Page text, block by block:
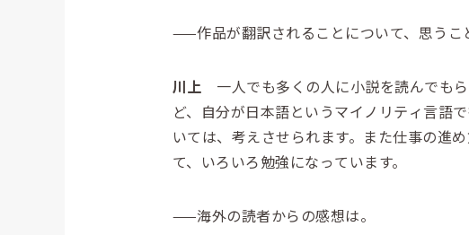
——作品が翻訳されることについて、思うこ
川上 一人でも多くの人に小説を読んでも
ど、自分が日本語というマイノリティ言語
いては、考えさせられます。また仕事の進
て、いろいろ勉強になっています。
——海外の読者からの感想は。